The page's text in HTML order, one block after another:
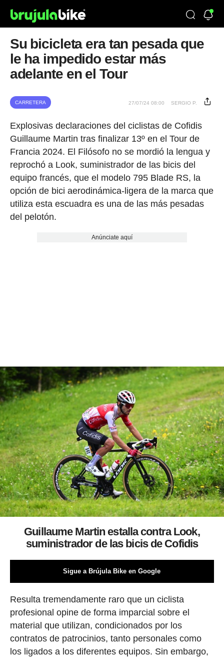
Su bicicleta era tan pesada que
le ha impedido estar más
adelante en el Tour
CARRETERA 27/07/24 08:00 SERGIO P.
Explosivas declaraciones del ciclistas de Cofidis
Guillaume Martin tras finalizar 13º en el Tour de
Francia 2024. El Filósofo no se mordió la lengua y
reprochó a Look, suministrador de las bicis del
equipo francés, que el modelo 795 Blade RS, la
opción de bici aerodinámica-ligera de la marca que
utiliza esta escuadra es una de las más pesadas
del pelotón.
Anúnciate aquí
Guillaume Martin estalla contra Look,
suministrador de las bicis de Cofidis
Sigue a Brújula Bike en Google
Resulta tremendamente raro que un ciclista
profesional opine de forma imparcial sobre el
material que utilizan, condicionados por los
contratos de patrocinios, tanto personales como
los ligados a los diferentes equipos. Sin embargo,